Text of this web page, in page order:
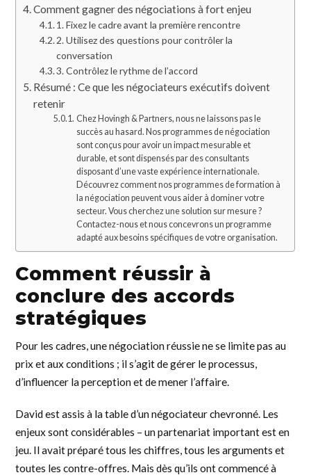
Comment gagner des négociations à fort enjeu
1. Fixez le cadre avant la première rencontre
2. Utilisez des questions pour contrôler la
conversation
3. Contrôlez le rythme de l’accord
Résumé : Ce que les négociateurs exécutifs doivent
retenir
Chez Hovingh & Partners, nous ne laissons pas le
succès au hasard. Nos programmes de négociation
sont conçus pour avoir un impact mesurable et
durable, et sont dispensés par des consultants
disposant d’une vaste expérience internationale.
Découvrez comment nos programmes de formation à
la négociation peuvent vous aider à dominer votre
secteur. Vous cherchez une solution sur mesure ?
Contactez-nous et nous concevrons un programme
adapté aux besoins spécifiques de votre organisation.
Comment réussir à
conclure des accords
stratégiques
Pour les cadres, une négociation réussie ne se limite pas au
prix et aux conditions ; il s’agit de gérer le processus,
d’influencer la perception et de mener l’affaire.
David est assis à la table d’un négociateur chevronné. Les
enjeux sont considérables – un partenariat important est en
jeu. Il avait préparé tous les chiffres, tous les arguments et
toutes les contre-offres. Mais dès qu’ils ont commencé à